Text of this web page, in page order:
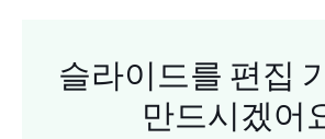
슬라이드를 편집
만드시겠어